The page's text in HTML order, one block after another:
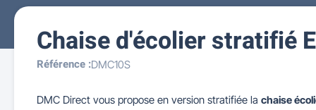
Bancs urbains
Bornes et potelets urbains
Ralentisseurs routiers
Grilles d'exposition
Fêtes et événements
Chaises de collectivité
Mobilier intérieur CHR
Chaises et bancs scolaires
Tables de ping-pong
Chaise d'écolier stratifié
Référence :DMC10S
DMC Direct vous propose en version stratifiée la chaise